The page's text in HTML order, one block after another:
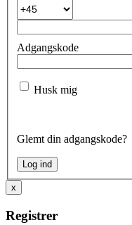
Adgangskode
Husk mig
Glemt din adgangskode?
x
Registrer